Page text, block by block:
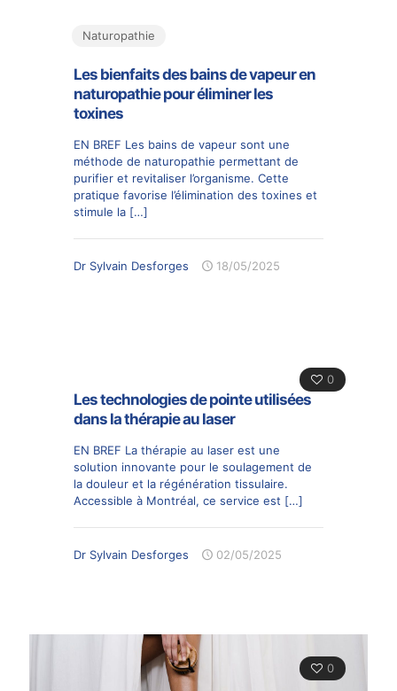
Naturopathie
Les bienfaits des bains de vapeur en
naturopathie pour éliminer les
toxines
EN BREF Les bains de vapeur sont une
méthode de naturopathie permettant de
purifier et revitaliser l’organisme. Cette
pratique favorise l’élimination des toxines et
stimule la […]
Dr Sylvain Desforges 18/05/2025
0
Les technologies de pointe utilisées
dans la thérapie au laser
EN BREF La thérapie au laser est une
solution innovante pour le soulagement de
la douleur et la régénération tissulaire.
Accessible à Montréal, ce service est […]
Dr Sylvain Desforges 02/05/2025
0